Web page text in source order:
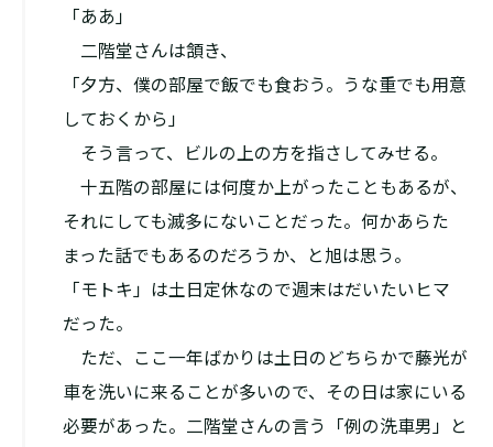
「ああ」
二階堂さんは頷き、
「夕方、僕の部屋で飯でも食おう。うな重でも用意
しておくから」
そう言って、ビルの上の方を指さしてみせる。
十五階の部屋には何度か上がったこともあるが、
それにしても滅多にないことだった。何かあらた
まった話でもあるのだろうか、と旭は思う。
「モトキ」は土日定休なので週末はだいたいヒマ
だった。
ただ、ここ一年ばかりは土日のどちらかで藤光が
車を洗いに来ることが多いので、その日は家にいる
必要があった。二階堂さんの言う「例の洗車男」と